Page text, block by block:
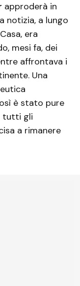
approderà in
notizia, a lungo
era
mesi fa, dei
affrontava i
Una
è stato pure
tutti gli
a rimanere